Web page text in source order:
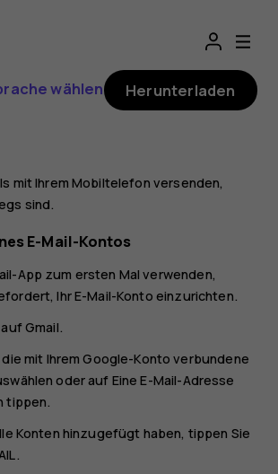
wählen Herunterladen
mit Ihrem Mobiltelefon versenden,
sind.
E-Mail-Kontos
App zum ersten Mal verwenden,
Ihr E-Mail-Konto einzurichten.
aufGmail.
die mit Ihrem Google-Konto verbundene
oder auf Eine E-Mail-Adresse
tippen.
Konten hinzugefügt haben, tippen Sie
.